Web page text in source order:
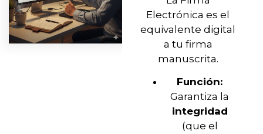
Electrónica es el
equivalente digital
a tu firma
manuscrita.
Función:
Garantiza la
integridad
(que el